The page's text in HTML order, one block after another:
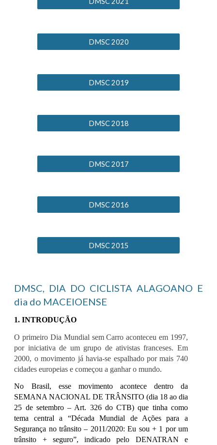
DMSC 2020
DMSC 2019
DMSC 2018
DMSC 2017
DMSC 2016
DMSC 2015
DMSC, DIA DO CICLISTA ALAGOANO E
dia do MACEIOENSE
1. INTRODUÇÃO
O primeiro Dia Mundial sem Carro aconteceu em 1997,
por iniciativa de um grupo de ativistas franceses. Em
2000, o movimento já havia-se espalhado por mais 740
cidades europeias e começou a ganhar o mundo.
No Brasil, esse movimento acontece dentro da
SEMANA NACIONAL DE TRÂNSITO (dia 18 ao dia
25 de setembro – Art. 326 do CTB) que tinha como
tema central a “Década Mundial de Ações para a
Segurança no trânsito – 2011/2020: Eu sou + 1 por um
trânsito + seguro”, indicado pelo DENATRAN e